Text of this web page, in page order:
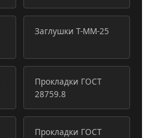
Заглушки Т-ММ-25
Прокладки ГОСТ
28759.8
Прокладки ГОСТ